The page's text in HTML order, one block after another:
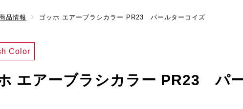
品情報 ゴッホ エアーブラシカラー PR23 パールターコイズ
Color
エアーブラシカラー PR23 パ